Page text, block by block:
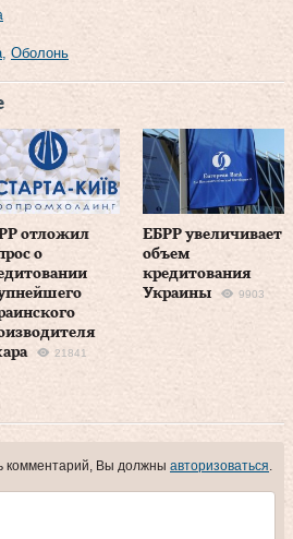
, Оболонь
отложил
о
21841
ЕБРР увеличивает
объем
кредитования
Украины
9903
комментарий, Вы должны авторизоваться.